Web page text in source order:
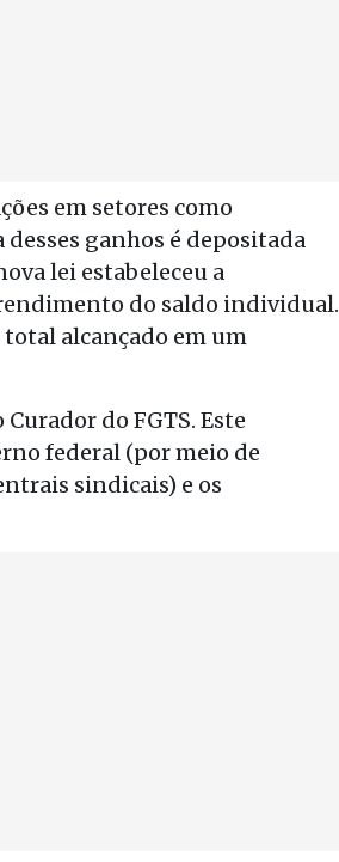
em setores como
ganhos é depositada
lei estabeleceu a
do saldo individual.
total alcançado em um
do FGTS. Este
federal (por meio de
sindicais) e os